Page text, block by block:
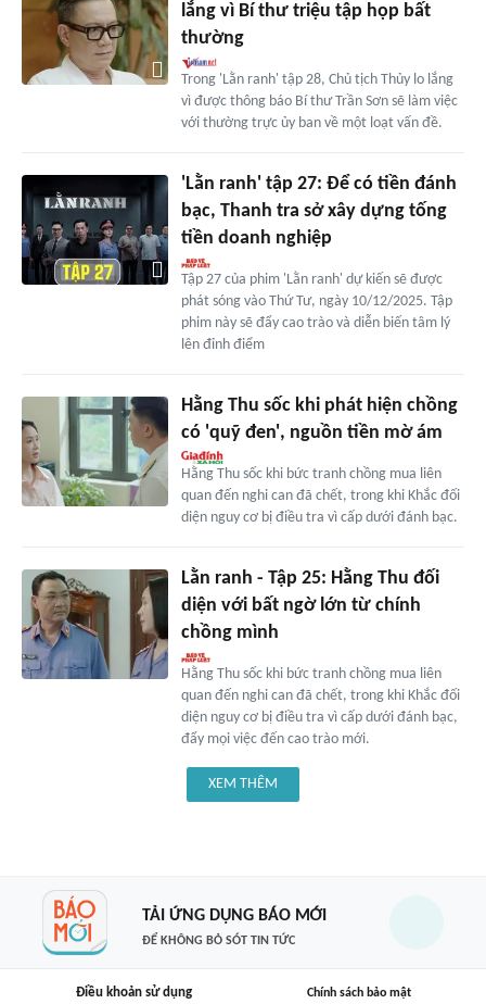
lắng vì Bí thư triệu tập họp bất
thường
Trong 'Lằn ranh' tập 28, Chủ tịch Thủy lo lắng
vì được thông báo Bí thư Trần Sơn sẽ làm việc
với thường trực ủy ban về một loạt vấn đề.
'Lằn ranh' tập 27: Để có tiền đánh
bạc, Thanh tra sở xây dựng tống
tiền doanh nghiệp
Tập 27 của phim 'Lằn ranh' dự kiến sẽ được
phát sóng vào Thứ Tư, ngày 10/12/2025. Tập
phim này sẽ đẩy cao trào và diễn biến tâm lý
lên đỉnh điểm
Hằng Thu sốc khi phát hiện chồng
có 'quỹ đen', nguồn tiền mờ ám
Hằng Thu sốc khi bức tranh chồng mua liên
quan đến nghi can đã chết, trong khi Khắc đối
diện nguy cơ bị điều tra vì cấp dưới đánh bạc.
Lằn ranh - Tập 25: Hằng Thu đối
diện với bất ngờ lớn từ chính
chồng mình
Hằng Thu sốc khi bức tranh chồng mua liên
quan đến nghi can đã chết, trong khi Khắc đối
diện nguy cơ bị điều tra vì cấp dưới đánh bạc,
đẩy mọi việc đến cao trào mới.
XEM THÊM
TẢI ỨNG DỤNG BÁO MỚI
ĐỂ KHÔNG BỎ SÓT TIN TỨC
Điều khoản sử dụng Chính sách bảo mật